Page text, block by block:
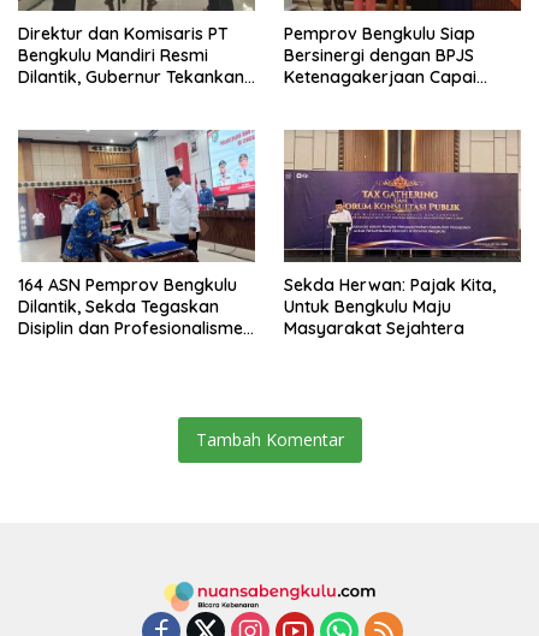
Direktur dan Komisaris PT
Bengkulu Mandiri Resmi
Dilantik, Gubernur Tekankan
Pemprov Bengkulu Siap
Bersinergi dengan BPJS
Ketenagakerjaan Capai
164 ASN Pemprov Bengkulu
Dilantik, Sekda Tegaskan
Disiplin dan Profesionalisme
Sekda Herwan: Pajak Kita,
Untuk Bengkulu Maju
Masyarakat Sejahtera
Tambah Komentar